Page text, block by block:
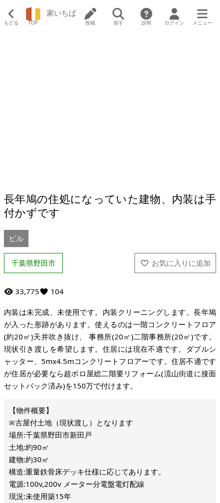
もどる TOP
家いちば
投稿 探す 説明 ログイン メニュー
長年鳩の住処になっていた建物、内装は手
付かずです
ビル
千葉県野田市
33,775 104
内装は未完成、未使用です。内装クリーニングします。長年鳩
が入った形跡があります。使えるのは一階コンクリートフロア
(約20㎡)天井吹き抜け、 事務所(20㎡)二階事務所(20㎡)です。
現状引き渡しを希望します。住居には現在不適です。ダブルシ
ャッター、5mx4.5mコンクリートフロアーです。住居不適です
が住居が必要なら超ボロ屋総二階要リフォーム(流山街道に接面
セットバック済み)を150万で付けます。
※古屋付土地（現状渡し）となります
場所:千葉県野田市新田戸
土地:約90㎡
建物:約30㎡
構造:重量鉄骨床デッキ仕様に応じてあります。
電源:100v,200v メーター分電盤電灯配線
現況:未使用築15年